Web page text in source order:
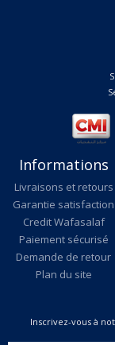
Informations
Livraisons et retours
Garantie satisfaction
Credit Wafasalaf
Paiement sécurisé
Demande de retour
Plan du site
Inscrivez-vous à